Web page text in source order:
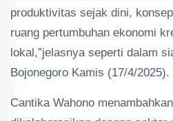
produktivitas sejak dini,
ruang pertumbuhan ekonomi
lokal,”jelasnya seperti dalam
Bojonegoro Kamis (17/4/2025).
Cantika Wahono